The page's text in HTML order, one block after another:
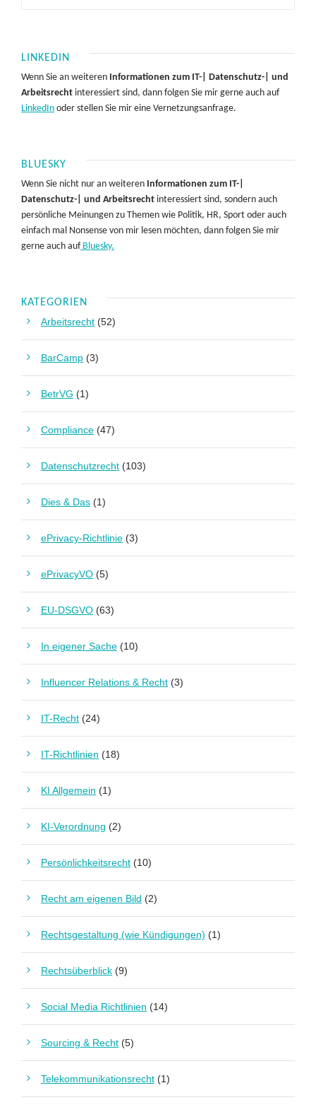
LINKEDIN
Wenn Sie an weiteren Informationen zum IT-| Datenschutz-| und
Arbeitsrecht interessiert sind, dann folgen Sie mir gerne auch auf
LinkedIn oder stellen Sie mir eine Vernetzungsanfrage.
BLUESKY
Wenn Sie nicht nur an weiteren Informationen zum IT-|
Datenschutz-| und Arbeitsrecht interessiert sind, sondern auch
persönliche Meinungen zu Themen wie Politik, HR, Sport oder auch
einfach mal Nonsense von mir lesen möchten, dann folgen Sie mir
gerne auch aufBluesky.
KATEGORIEN
Arbeitsrecht (52)
BarCamp (3)
BetrVG (1)
Compliance (47)
Datenschutzrecht (103)
Dies & Das (1)
ePrivacy-Richtlinie (3)
ePrivacyVO (5)
EU-DSGVO (63)
In eigener Sache (10)
Influencer Relations & Recht (3)
IT-Recht (24)
IT-Richtlinien (18)
KI Allgemein (1)
KI-Verordnung (2)
Persönlichkeitsrecht (10)
Recht am eigenen Bild (2)
Rechtsgestaltung (wie Kündigungen) (1)
Rechtsüberblick (9)
Social Media Richtlinien (14)
Sourcing & Recht (5)
Telekommunikationsrecht (1)